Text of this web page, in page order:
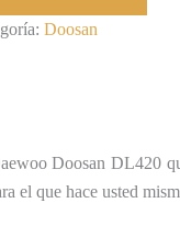
Doosan
Doosan DL420
el que hace usted